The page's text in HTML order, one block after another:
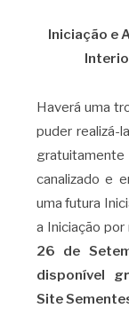
Iniciação e
Haverá uma
puder realizá-
canalizado e
uma futura
a Iniciação
26 de
disponível
Site